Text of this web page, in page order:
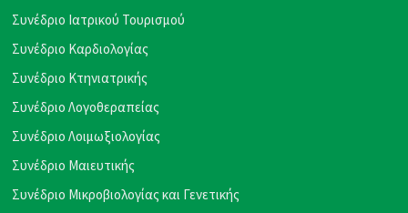
Συνέδριο Ιατρικού Τουρισμού
Συνέδριο Καρδιολογίας
Συνέδριο Κτηνιατρικής
Συνέδριο Λογοθεραπείας
Συνέδριο Λοιμωξιολογίας
Συνέδριο Μαιευτικής
Συνέδριο Μικροβιολογίας και Γενετικής